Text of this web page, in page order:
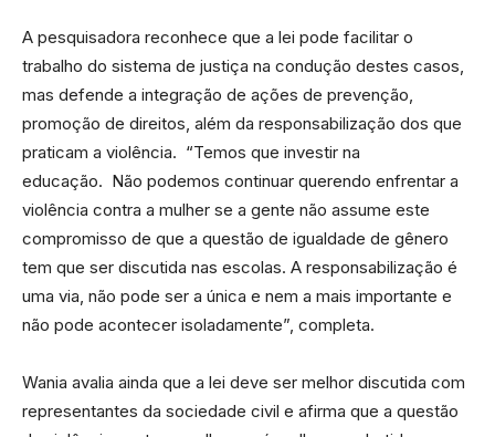
A pesquisadora reconhece que a lei pode facilitar o
trabalho do sistema de justiça na condução destes casos,
mas defende a integração de ações de prevenção,
promoção de direitos, além da responsabilização dos que
praticam a violência. “Temos que investir na
educação. Não podemos continuar querendo enfrentar a
violência contra a mulher se a gente não assume este
compromisso de que a questão de igualdade de gênero
tem que ser discutida nas escolas. A responsabilização é
uma via, não pode ser a única e nem a mais importante e
não pode acontecer isoladamente”, completa.
Wania avalia ainda que a lei deve ser melhor discutida com
representantes da sociedade civil e afirma que a questão